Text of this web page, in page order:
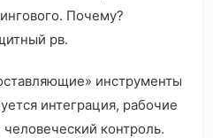
Почему?
рв.
инструменты
интеграция, рабочие
контроль.